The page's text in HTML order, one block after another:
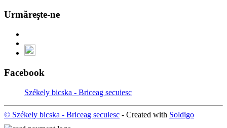
Urmăreşte-ne
Facebook
Székely bicska - Briceag secuiesc
© Székely bicska - Briceag secuiesc - Created with Soldigo